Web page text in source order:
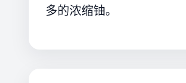
多的浓缩铀。